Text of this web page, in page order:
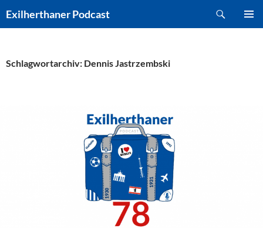
Inhalt
Exilherthaner Podcast
Schlagwortarchiv: Dennis Jastrzembski